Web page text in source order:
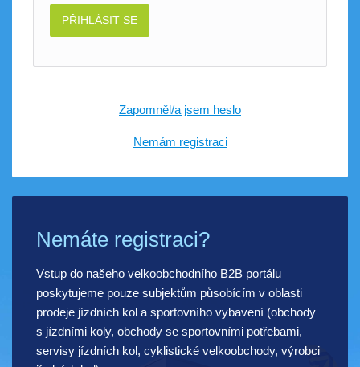
PŘIHLÁSIT SE
Zapomněl/a jsem heslo
Nemám registraci
Nemáte registraci?
Vstup do našeho velkoobchodního B2B portálu
poskytujeme pouze subjektům působícím v oblasti
prodeje jízdních kol a sportovního vybavení (obchody
s jízdními koly, obchody se sportovními potřebami,
servisy jízdních kol, cyklistické velkoobchody, výrobci